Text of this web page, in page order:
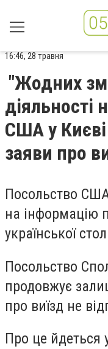
16:46, 28 травня
"Жодних
діяльності
США у
заяви про
Посольство
на інформацію
української
Посольство
продовжує
про виїзд не
Про це йдеться